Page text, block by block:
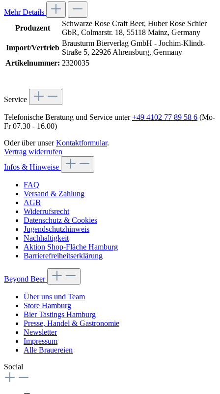
Mehr Details
Produzent
Schwarze Rose Craft Beer, Huber Rose Schier
GbR, Colmarstr. 18, 55118 Mainz, Germany
Import/Vertrieb
Brausturm Bierverlag GmbH - Jochim-Klindt-
Straße 5, 22926 Ahrensburg, Germany
Artikelnummer: 2320035
Service
Telefonische Beratung und Service unter+49 4102 77 89 58 6 (Mo-
Fr 07.30 - 16.00)
Oder über unserKontaktformular.
Vertrag widerrufen
Infos & Hinweise
FAQ
Versand & Zahlung
AGB
Widerrufsrecht
Datenschutz & Cookies
Jugendschutzhinweis
Nachhaltigkeit
Aktion Shop-Fläche Hamburg
Barrierefreiheitserklärung
Beyond Beer
Über uns und Team
Store Hamburg
Bier Tastings Hamburg
Presse, Handel & Gastronomie
Newsletter
Impressum
Alle Brauereien
Social